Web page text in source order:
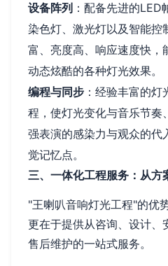
设备阵列 ：配备先进的LED
染色灯、激光灯以及智能控
富、亮度高、响应速度快，
动态炫酷的各种灯光效果。
编程与同步 ：经验丰富的
程，使灯光变化与音乐节奏
强表演的感染力与观众的代
觉记忆点。
三、一体化工程服务：从方
"王喇叭音响灯光工程"的优
更在于提供从咨询、设计、
售后维护的一站式服务。